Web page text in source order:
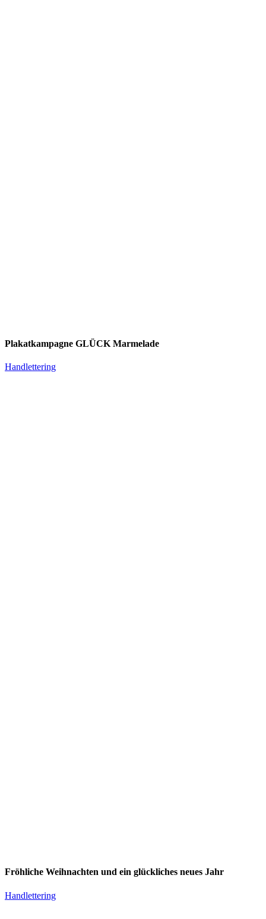
Plakatkampagne GLÜCK Marmelade
Handlettering
Fröhliche Weihnachten und ein glückliches neues Jahr
Handlettering